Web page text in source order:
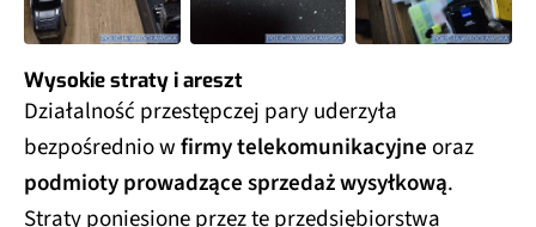
Wysokie straty i areszt
Działalność przestępczej pary uderzyła
bezpośrednio wfirmy telekomunikacyjne oraz
podmioty prowadzące sprzedaż wysyłkową
Straty poniesione przez te przedsiębiorstwa